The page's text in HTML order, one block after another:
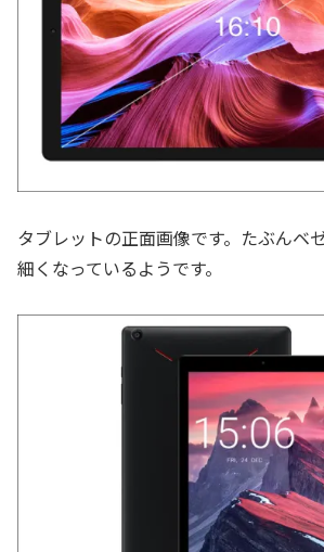
タブレットの正面画像です。たぶんベ
細くなっているようです。